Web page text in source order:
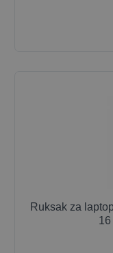
Ruksak za